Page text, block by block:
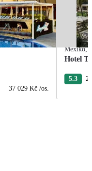
37 029 Kč /os.
Mexiko,
Hotel
5.3